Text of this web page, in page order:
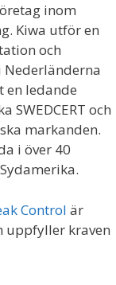
inom
Kiwa utför en
och
en ledande
SWEDCERT och
markanden.
i över 40
Control är
uppfyller kraven